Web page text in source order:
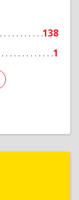
138
1
Инна